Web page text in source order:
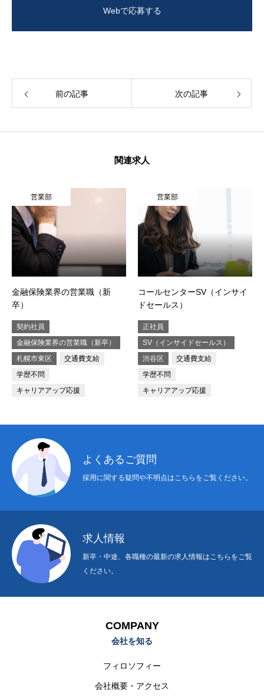
Webで応募する
前の記事 次の記事
関連求人
営業部
金融保険業界の営業職（新
卒）
契約社員
金融保険業界の営業職（新卒）
札幌市東区
交通費支給
学歴不問
キャリアアップ応援
営業部
コールセンターSV（インサイ
ドセールス）
正社員
SV（インサイドセールス）
渋谷区
交通費支給
学歴不問
キャリアアップ応援
よくあるご質問
採用に関する疑問や不明点はこちらをご覧ください。
求人情報
新卒・中途、各職種の最新の求人情報はこちらをご覧
ください。
COMPANY
会社を知る
フィロソフィー
会社概要・アクセス